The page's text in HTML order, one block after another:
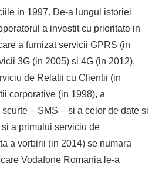
in 1997. De-a lungul istoriei
a investit cu prioritate in
a furnizat servicii GPRS (in
3G (in 2005) si 4G (in 2012).
de Relatii cu Clientii (in
corporative (in 1998), a
– SMS – si a celor de date si
a primului serviciu de
a vorbirii (in 2014) se numara
Vodafone Romania le-a